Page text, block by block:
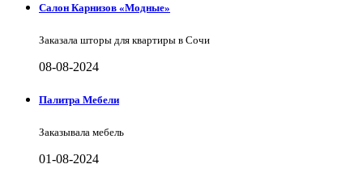
Салон Карнизов «Модные»
Заказала шторы для квартиры в Сочи
08-08-2024
Палитра Мебели
Заказывала мебель
01-08-2024